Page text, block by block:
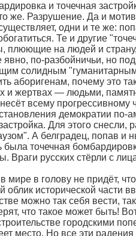
и точечная
же. Разрушение. Да и
одни и те же:
Те и другие
плюющие на людей и
по-разбойничьи, но
солидным
аборигенам, почему это
и жертвах — людьми,
всему прогрессивному
демократии по-
Для этого снесли,
А белградец, попав и
была точечная
Враги русских стёрли с
в голову не придёт, что
облик исторической части
можно так себя вести,
что такое может быть!
городскими
место. Но все эти